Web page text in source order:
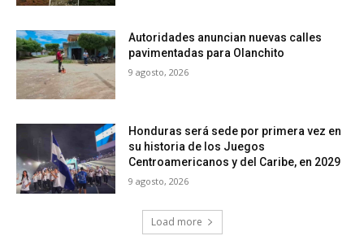
Autoridades anuncian nuevas calles
pavimentadas para Olanchito
9 agosto, 2026
Honduras será sede por primera vez en
su historia de los Juegos
Centroamericanos y del Caribe, en 2029
9 agosto, 2026
Load more